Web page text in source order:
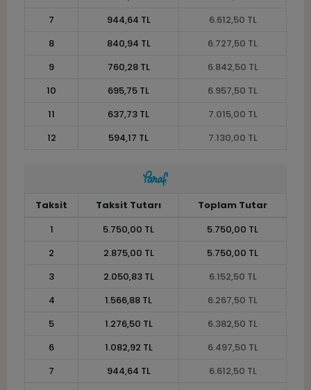
7
944,64 TL
6.612,50 TL
8
840,94 TL
6.727,50 TL
9
760,28 TL
6.842,50 TL
10
695,75 TL
6.957,50 TL
11
637,73 TL
7.015,00 TL
12
594,17 TL 7.130,00 TL
Taksit Taksit Tutarı
Toplam Tutar
1
5.750,00 TL
5.750,00 TL
2
2.875,00 TL
5.750,00 TL
3
2.050,83 TL
6.152,50 TL
4
1.566,88 TL
6.267,50 TL
5
1.276,50 TL
6.382,50 TL
6
1.082,92 TL
6.497,50 TL
7
944,64 TL
6.612,50 TL